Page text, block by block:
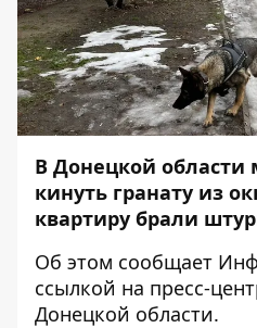
В Донецкой области
кинуть гранату из
квартиру брали
Об этом сообщает
ссылкой на пресс-
Донецкой области.